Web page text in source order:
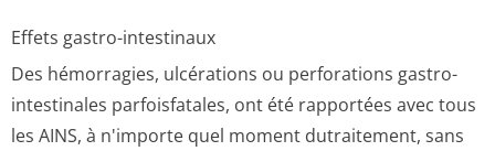
Effets gastro-intestinaux
Des hémorragies, ulcérations ou perforations gastro-
intestinales parfoisfatales, ont été rapportées avec tous
les AINS, à n'importe quel moment dutraitement, sans